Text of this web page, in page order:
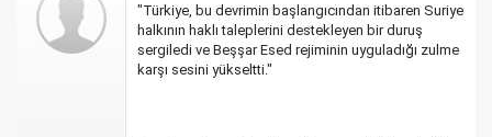
"Türkiye, bu devrimin başlangıcından itibaren Suriye
halkının haklı taleplerini destekleyen bir duruş
sergiledi ve Beşşar Esed rejiminin uyguladığı zulme
karşı sesini yükseltti."